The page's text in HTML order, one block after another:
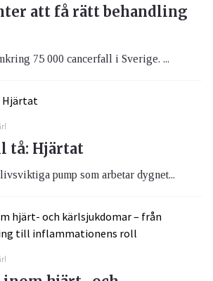
att få rätt behandling
75 000 cancerfall i Sverige. ...
tå: Hjärtat
pump som arbetar dygnet...